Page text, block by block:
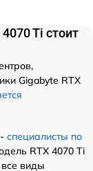
Ti стоит
Gigabyte RTX
специалисты по
RTX 4070 Ti
виды